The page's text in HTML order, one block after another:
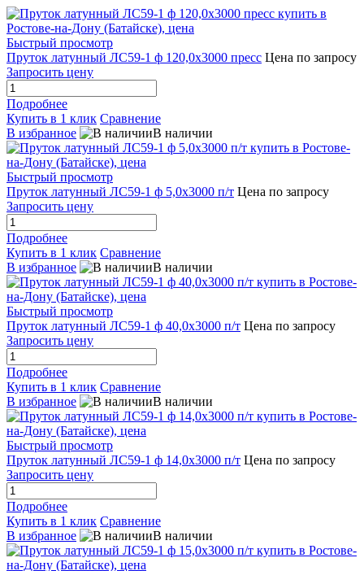
Быстрый просмотр
Пруток латунный ЛС59-1 ф 120,0х3000 пресс Цена по запросу
Запросить цену
Подробнее
Купить в 1 клик Сравнение
В избранное
В наличии
Быстрый просмотр
Пруток латунный ЛС59-1 ф 5,0х3000 п/т Цена по запросу
Запросить цену
Подробнее
Купить в 1 клик Сравнение
В избранное
В наличии
Быстрый просмотр
Пруток латунный ЛС59-1 ф 40,0х3000 п/т Цена по запросу
Запросить цену
Подробнее
Купить в 1 клик Сравнение
В избранное
В наличии
Быстрый просмотр
Пруток латунный ЛС59-1 ф 14,0х3000 п/т Цена по запросу
Запросить цену
Подробнее
Купить в 1 клик Сравнение
В избранное
В наличии